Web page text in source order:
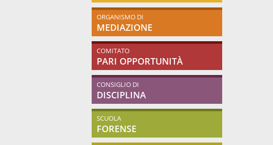
ORGANISMO DI
MEDIAZIONE
COMITATO
PARI OPPORTUNITÀ
CONSIGLIO DI
DISCIPLINA
SCUOLA
FORENSE